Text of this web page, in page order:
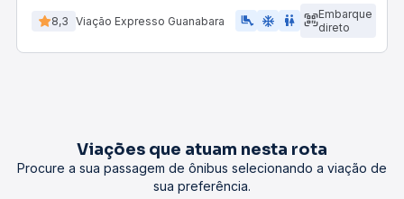
8,3 Viação Expresso Guanabara airline_seat_legroom_extra ac_unit WC
Embarque
direto
Viações que atuam nesta rota
Procure a sua passagem de ônibus selecionando a viação de
sua preferência.